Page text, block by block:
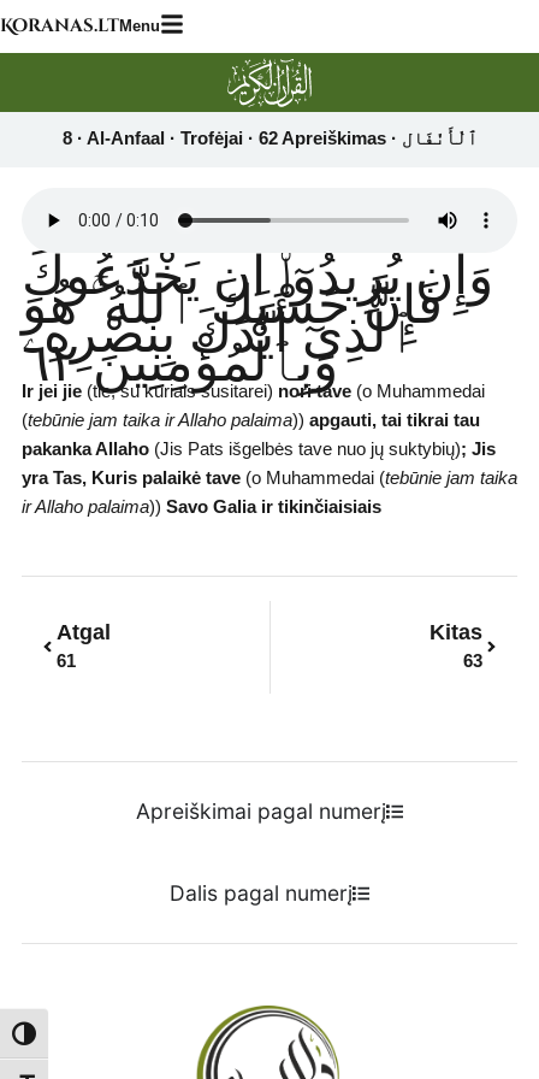
Toggle High Contrast
Skip
to
Koranas.ltMenu
وَإِن يُرِيدُوٓا۟ أَن يَخْدَعُوكَ
فَإِنَّ حَسْبَكَ ٱللَّهُ ۚ هُوَ
ٱلَّذِىٓ أَيَّدَكَ بِنَصْرِهِۦ
وَبِٱلْمُؤْمِنِينَ ٦٢Ir jei jie(tie, su kuriais susitarei) nori tave(o Muhammedai
(tebūnie jam taika ir Allaho palaima)) apgauti, tai tikrai tau
pakanka Allaho(Jis Pats išgelbės tave nuo jų suktybių); Jis
yra Tas, Kuris palaikė tave (o Muhammedai (tebūnie jam taika
ir Allaho palaima)) Savo Galia ir tikinčiaisiais
Atgal
61
Kitas
63
Apreiškimai pagal numerį
Dalis pagal numerį